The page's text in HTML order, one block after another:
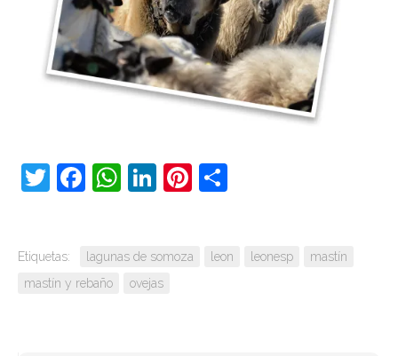
Twitter
Facebook
WhatsApp
LinkedIn
Pinterest
Etiquetas: lagunas de somoza leon leonesp
mastín
mastín y rebaño
ovejas